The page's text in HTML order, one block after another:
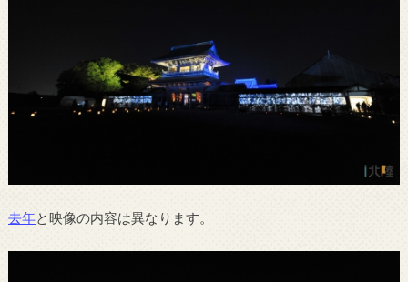
去年と映像の内容は異なります。